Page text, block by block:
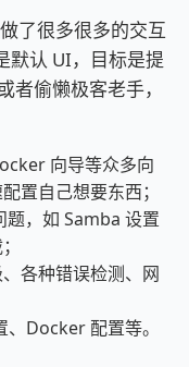
了很多很多的交互
默认 UI，目标是提
偷懒极客老手，
向导等众多向
置自己想要东西；
，如 Samba 设置
各种错误检测、网
Docker 配置等。